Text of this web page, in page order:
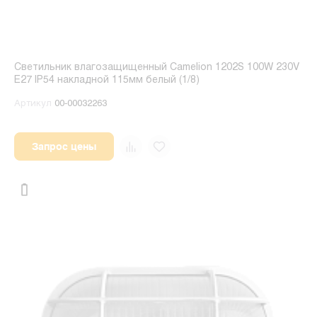
Светильник влагозащищенный Camelion 1202S 100W 230V
E27 IP54 накладной 115мм белый (1/8)
Артикул 00-00032263
Запрос цены